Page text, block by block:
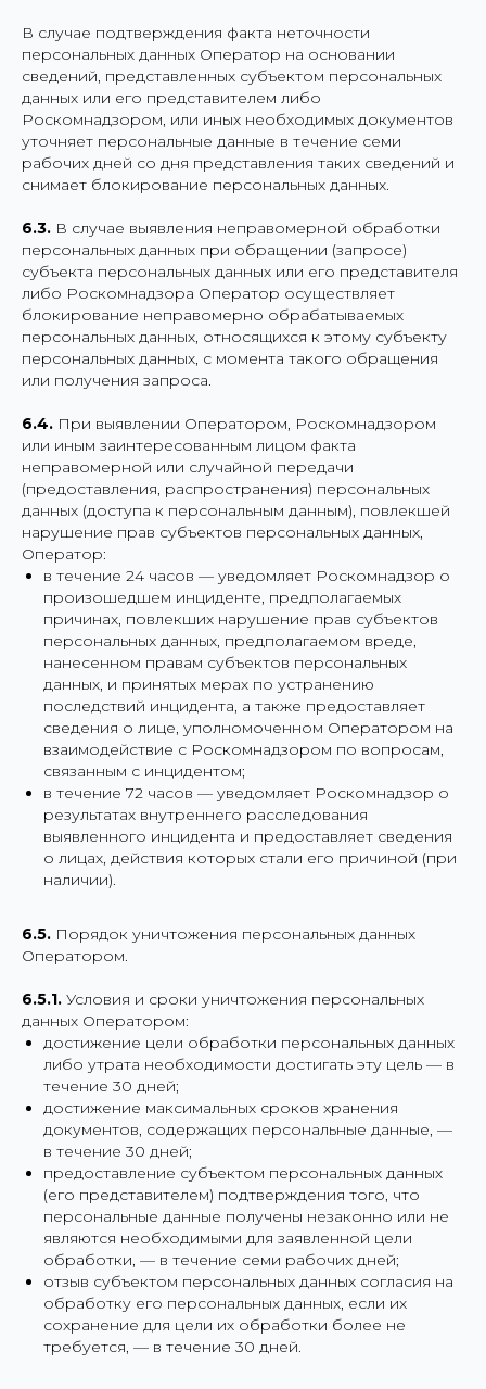
В случае подтверждения факта неточности
персональных данных Оператор на основании
сведений, представленных субъектом персональных
данных или его представителем либо
Роскомнадзором, или иных необходимых документов
уточняет персональные данные в течение семи
рабочих дней со дня представления таких сведений и
снимает блокирование персональных данных.
6.3. В случае выявления неправомерной обработки
персональных данных при обращении (запросе)
субъекта персональных данных или его представителя
либо Роскомнадзора Оператор осуществляет
блокирование неправомерно обрабатываемых
персональных данных, относящихся к этому субъекту
персональных данных, с момента такого обращения
или получения запроса.
6.4. При выявлении Оператором, Роскомнадзором
или иным заинтересованным лицом факта
неправомерной или случайной передачи
(предоставления, распространения) персональных
данных (доступа к персональным данным), повлекшей
нарушение прав субъектов персональных данных,
Оператор:
в течение 24 часов — уведомляет Роскомнадзор о
произошедшем инциденте, предполагаемых
причинах, повлекших нарушение прав субъектов
персональных данных, предполагаемом вреде,
нанесенном правам субъектов персональных
данных, и принятых мерах по устранению
последствий инцидента, а также предоставляет
сведения о лице, уполномоченном Оператором на
взаимодействие с Роскомнадзором по вопросам,
связанным с инцидентом;
в течение 72 часов — уведомляет Роскомнадзор о
результатах внутреннего расследования
выявленного инцидента и предоставляет сведения
о лицах, действия которых стали его причиной (при
наличии).
6.5. Порядок уничтожения персональных данных
Оператором.
6.5.1. Условия и сроки уничтожения персональных
данных Оператором:
достижение цели обработки персональных данных
либо утрата необходимости достигать эту цель — в
течение 30 дней;
достижение максимальных сроков хранения
документов, содержащих персональные данные, —
в течение 30 дней;
предоставление субъектом персональных данных
(его представителем) подтверждения того, что
персональные данные получены незаконно или не
являются необходимыми для заявленной цели
обработки, — в течение семи рабочих дней;
отзыв субъектом персональных данных согласия на
обработку его персональных данных, если их
сохранение для цели их обработки более не
требуется, — в течение 30 дней.